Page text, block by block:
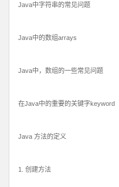
Java中字符串的常见问题
Java中的数组arrays
Java中，数组的一些常见问题
在Java中的重要的关键字keyword
Java 方法的定义
1. 创建方法